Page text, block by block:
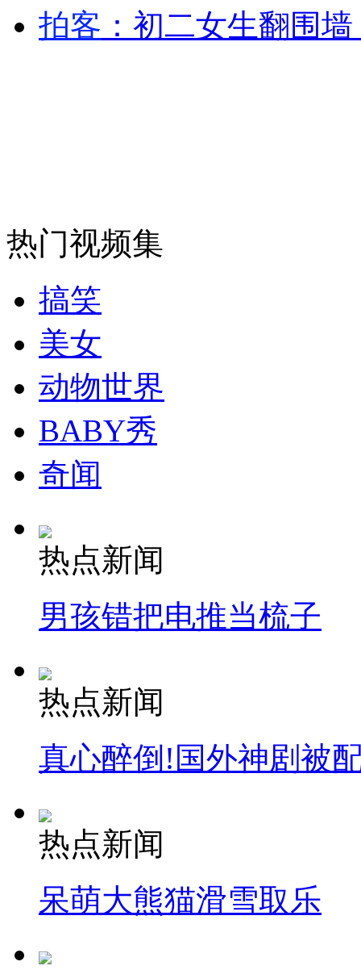
拍客 ：初二女生翻围
热门视频集
搞笑
美女
动物世界
BABY秀
奇闻
热点新闻
男孩错把电推当梳子
热点新闻
真心醉倒!国外神剧被
热点新闻
呆萌大熊猫滑雪取乐